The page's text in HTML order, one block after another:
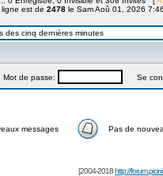
est de 2478 le Sam Aoû 01, 2026
des cinq dernières minutes
de passe: Se
messages Pas de
[2004-2018http://